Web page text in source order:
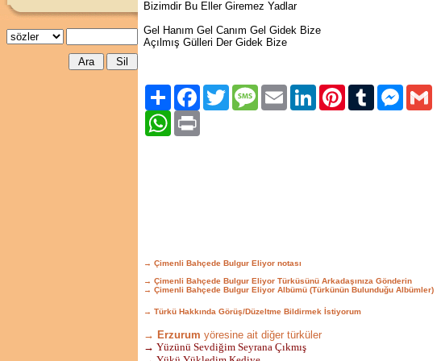
Bizimdir Bu Eller Giremez Yadlar
Gel Hanım Gel Canım Gel Gidek Bize
Açılmış Gülleri Der Gidek Bize
Paylaş FacebookTwitter Message Email LinkedIn Pinterest Tumblr Messenger
WhatsApp
→ Çimenli Bahçede Bulgur Eliyor notası
→ Çimenli Bahçede Bulgur Eliyor Türküsünü Arkadaşınıza Gönderin
→ Çimenli Bahçede Bulgur Eliyor Albümü (Türkünün Bulunduğu Albümler)
→ Türkü Hakkında Görüş/Düzeltme Bildirmek İstiyorum
→ Erzurum yöresine ait diğer türküler
→ Yüzünü Sevdiğim Seyrana Çıkmış